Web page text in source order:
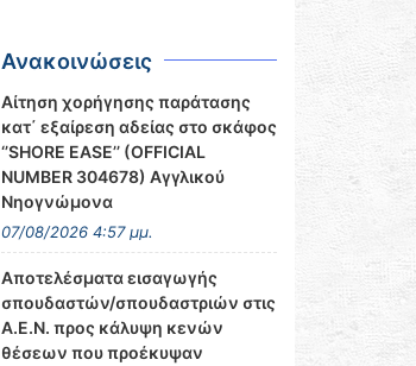
Ανακοινώσεις
Αίτηση χορήγησης παράτασης
κατ΄ εξαίρεση αδείας στο σκάφος
‘’SHORE EASE’’ (OFFICIAL
NUMBER 304678) Αγγλικού
Νηογνώμονα
07/08/2026 4:57 μμ.
Αποτελέσματα εισαγωγής
σπουδαστών/σπουδαστριών στις
Α.Ε.Ν. προς κάλυψη κενών
θέσεων που προέκυψαν